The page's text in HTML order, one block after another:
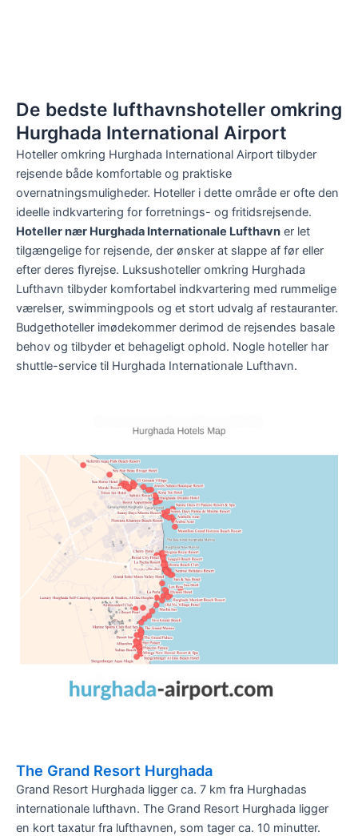
De bedste lufthavnshoteller omkring
Hurghada International Airport
Hoteller omkring Hurghada International Airport tilbyder
rejsende både komfortable og praktiske
overnatningsmuligheder. Hoteller i dette område er ofte den
ideelle indkvartering for forretnings- og fritidsrejsende.
Hoteller nær Hurghada Internationale Lufthavn er let
tilgængelige for rejsende, der ønsker at slappe af før eller
efter deres flyrejse. Luksushoteller omkring Hurghada
Lufthavn tilbyder komfortabel indkvartering med rummelige
værelser, swimmingpools og et stort udvalg af restauranter.
Budgethoteller imødekommer derimod de rejsendes basale
behov og tilbyder et behageligt ophold. Nogle hoteller har
shuttle-service til Hurghada Internationale Lufthavn.
The Grand Resort Hurghada
Grand Resort Hurghada ligger ca. 7 km fra Hurghadas
internationale lufthavn. The Grand Resort Hurghada ligger
en kort taxatur fra lufthavnen, som tager ca. 10 minutter.